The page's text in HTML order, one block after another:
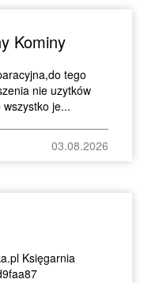
Kominy
tego
nie uzytków
je...
03.08.2026
Księgarnia